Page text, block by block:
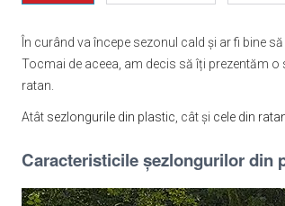
În curând va începe sezonul cald și ar fi bine
Tocmai de aceea, am decis să îți prezentăm o
ratan.
Atât sezlongurile din plastic , cât și cele din
Caracteristicile șezlongurilor din